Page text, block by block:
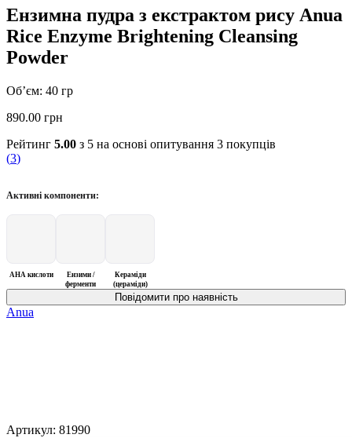
Ензимна пудра з екстрактом рису Anua
Rice Enzyme Brightening Cleansing
Powder
Об’єм: 40 гр
890.00 грн
Рейтинг 5.00 з 5 на основі опитування 3 покупців
(3)
Активні компоненти:
AHA кислоти
Ензими /
ферменти
Кераміди
(цераміди)
Anua
Артикул: 81990